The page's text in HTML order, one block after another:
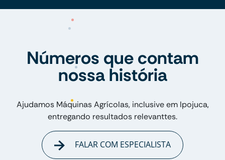
Números que contam
nossa história
Ajudamos Máquinas Agrícolas, inclusive em Ipojuca,
entregando resultados relevanttes.
FALAR COM ESPECIALISTA